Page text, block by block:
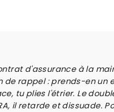
d'assurance à la
rappel : prends-en
tu plies l'étrier. Le
il retarde et dissuade.